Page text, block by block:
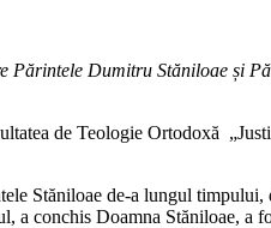
Părintele Dumitru Stăniloae și
de Teologie Ortodoxă
Stăniloae de-a lungul timpului,
a conchis Doamna Stăniloae, a